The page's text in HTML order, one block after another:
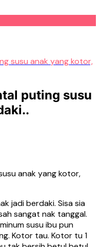
susu anak yang kotor,
puting susu
jadi berdaki. Sisa sia
sangat nak tanggal.
susu ibu pun
Kotor tau. Kotor tu 1